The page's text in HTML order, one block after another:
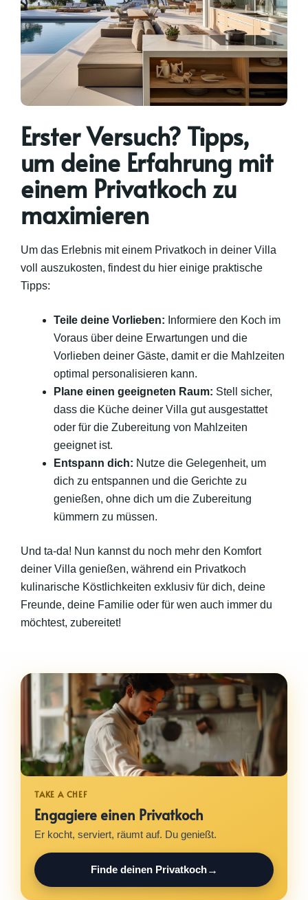
Erster Versuch? Tipps,
um deine Erfahrung mit
einem Privatkoch zu
maximieren
Um das Erlebnis mit einem Privatkoch in deiner Villa
voll auszukosten, findest du hier einige praktische
Tipps:
Teile deine Vorlieben: Informiere den Koch im
Voraus über deine Erwartungen und die
Vorlieben deiner Gäste, damit er die Mahlzeiten
optimal personalisieren kann.
Plane einen geeigneten Raum: Stell sicher,
dass die Küche deiner Villa gut ausgestattet
oder für die Zubereitung von Mahlzeiten
geeignet ist.
Entspann dich: Nutze die Gelegenheit, um
dich zu entspannen und die Gerichte zu
genießen, ohne dich um die Zubereitung
kümmern zu müssen.
Und ta-da! Nun kannst du noch mehr den Komfort
deiner Villa genießen, während ein Privatkoch
kulinarische Köstlichkeiten exklusiv für dich, deine
Freunde, deine Familie oder für wen auch immer du
möchtest, zubereitet!
Engagiere einen Privatkoch
Er kocht, serviert, räumt auf. Du genießt.
Finde deinen Privatkoch